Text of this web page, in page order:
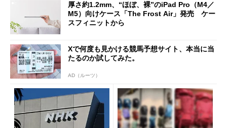
厚さ約1.2mm、“ほぼ、裸”のiPad Pro（M4／
M5）向けケース「The Frost Air」発売 ケー
スフィニットから
Xで何度も見かける競馬予想サイト、本当に当
たるのか試してみた。
AD（ルーツ）